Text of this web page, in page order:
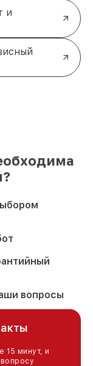
и
вопросы
15 минут, и